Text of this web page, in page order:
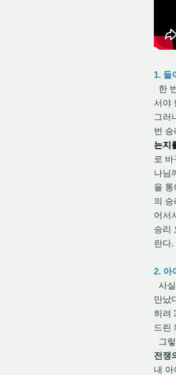
1. 들
한
서야
그러
번 승
는지
로
나님
을
의
어서
승리
란다.
2. 아
사
만났
히려
드린
그
전쟁
내